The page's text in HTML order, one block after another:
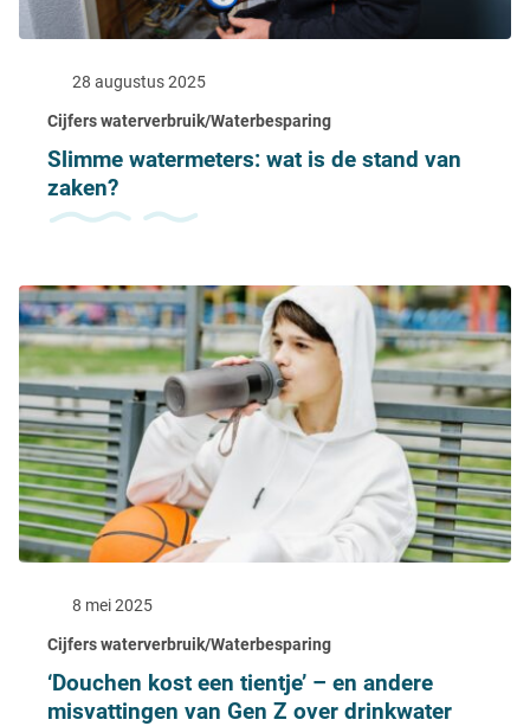
Cijfers waterverbruik/Waterbesparing
28 augustus 2025
Slimme watermeters: wat is de stand van
zaken?
Cijfers waterverbruik/Waterbesparing
8 mei 2025
‘Douchen kost een tientje’ – en andere
misvattingen van Gen Z over drinkwater